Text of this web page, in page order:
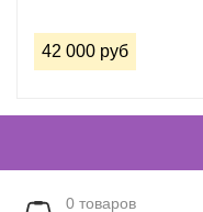
42 000 руб
0 товаров